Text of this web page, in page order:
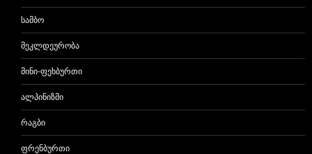
ᲡᲐᲛᲑᲝ
ᲛᲔᲙᲚᲓᲔᲣᲠᲝᲑᲐ
ᲛᲘᲜᲘ-ᲤᲔᲮᲑᲣᲠᲗᲘ
ᲐᲚᲞᲘᲜᲘᲖᲛᲘ
ᲠᲐᲒᲑᲘ
ᲤᲠᲔᲜᲑᲣᲠᲗᲘ